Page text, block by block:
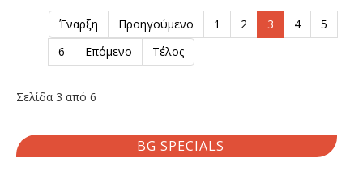
Έναρξη Προηγούμενο 1 2 3 4
5
6
Επόμενο Τέλος
Σελίδα 3 από 6
BG SPECIALS